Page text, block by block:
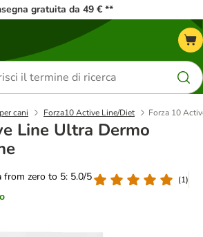
gratuita da 49 € **
cani Forza10 Active Line/Diet Forza 10
Line Ultra Dermo
from zero to 5: 5.0/5
(1)